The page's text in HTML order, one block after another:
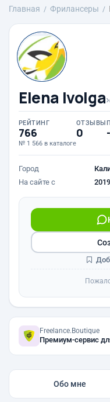
Главная Фрилансеры
Elena Ivolga›
РЕЙТИНГ
766
№ 1 566 в каталоге
ОТЗЫВЫ
0 -
Город
На сайте с
Freelance.Boutique
Премиум-сервис
Обо мне